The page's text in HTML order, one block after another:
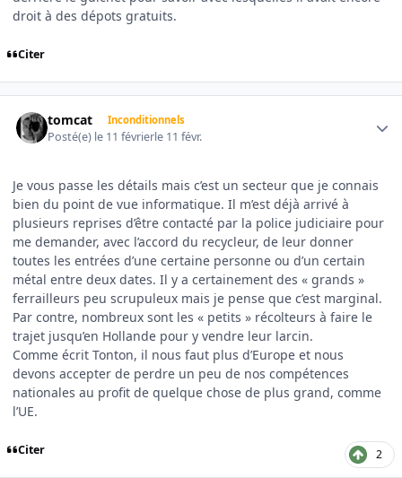
droit à des dépots gratuits.
Citer
tomcat Inconditionnels
Posté(e) le 11 févrierle 11 févr.
Je vous passe les détails mais c’est un secteur que je connais
bien du point de vue informatique. Il m’est déjà arrivé à
plusieurs reprises d’être contacté par la police judiciaire pour
me demander, avec l’accord du recycleur, de leur donner
toutes les entrées d’une certaine personne ou d’un certain
métal entre deux dates. Il y a certainement des « grands »
ferrailleurs peu scrupuleux mais je pense que c’est marginal.
Par contre, nombreux sont les « petits » récolteurs à faire le
trajet jusqu’en Hollande pour y vendre leur larcin.
Comme écrit Tonton, il nous faut plus d’Europe et nous
devons accepter de perdre un peu de nos compétences
nationales au profit de quelque chose de plus grand, comme
l’UE.
Citer 2